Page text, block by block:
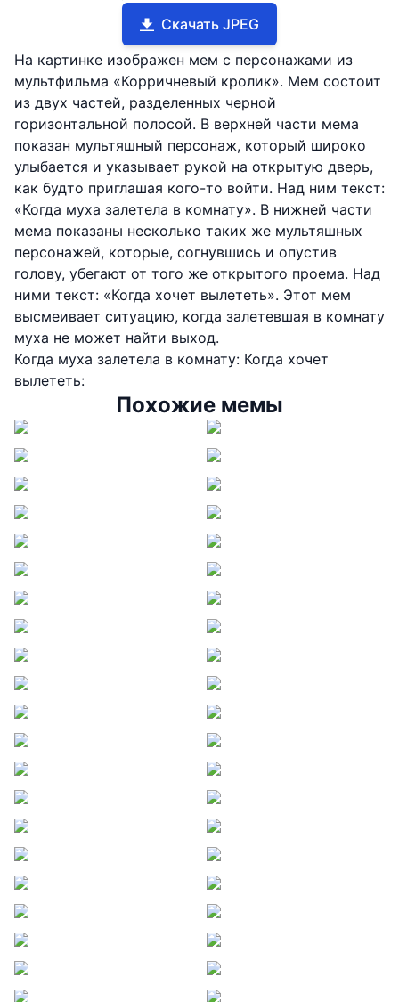
Скачать JPEG
На картинке изображен мем с персонажами из
мультфильма «Корричневый кролик». Мем состоит
из двух частей, разделенных черной
горизонтальной полосой. В верхней части мема
показан мультяшный персонаж, который широко
улыбается и указывает рукой на открытую дверь,
как будто приглашая кого-то войти. Над ним текст:
«Когда муха залетела в комнату». В нижней части
мема показаны несколько таких же мультяшных
персонажей, которые, согнувшись и опустив
голову, убегают от того же открытого проема. Над
ними текст: «Когда хочет вылететь». Этот мем
высмеивает ситуацию, когда залетевшая в комнату
муха не может найти выход.
Когда муха залетела в комнату: Когда хочет
вылететь:
Похожие мемы